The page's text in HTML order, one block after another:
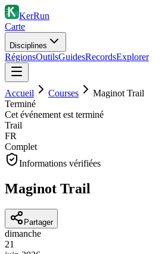
KerRun
Carte
Disciplines
RégionsOutilsGuidesRecordsExplorer
Accueil Courses
Maginot Trail
Terminé
Cet événement est terminé
Trail
FR
Complet
Informations vérifiées
Maginot Trail
Partager
dimanche
21